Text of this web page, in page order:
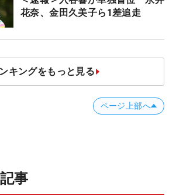
花奈、金田久美子ら1差追走
キングをもっと見る
ページ上部へ
事